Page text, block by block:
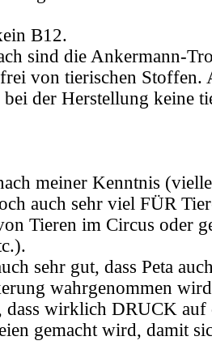
B12.
sind die Ankermann-
von tierischen Stoffen.
der Herstellung keine
meiner Kenntnis
auch sehr viel FÜR
Tieren im Circus oder
sehr gut, dass Peta
wahrgenommen
dass wirklich DRUCK auf
gemacht wird, damit